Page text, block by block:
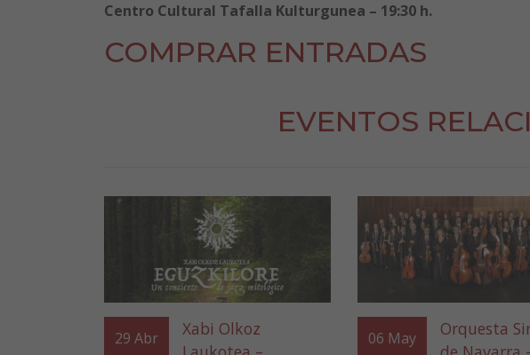
Centro Cultural Tafalla Kulturgunea – 19:30 h.
COMPRAR ENTRADAS
EVENTOS
29 Abr
Xabi Olkoz
06 May
Orquesta